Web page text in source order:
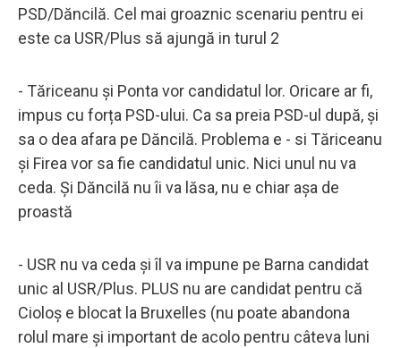
PSD/Dăncilă. Cel mai groaznic scenariu pentru ei
este ca USR/Plus să ajungă in turul 2
- Tăriceanu și Ponta vor candidatul lor. Oricare ar fi,
impus cu forța PSD-ului. Ca sa preia PSD-ul după, și
sa o dea afara pe Dăncilă. Problema e - si Tăriceanu
și Firea vor sa fie candidatul unic. Nici unul nu va
ceda. Și Dăncilă nu îi va lăsa, nu e chiar așa de
proastă
- USR nu va ceda și îl va impune pe Barna candidat
unic al USR/Plus. PLUS nu are candidat pentru că
Cioloș e blocat la Bruxelles (nu poate abandona
rolul mare și important de acolo pentru câteva luni